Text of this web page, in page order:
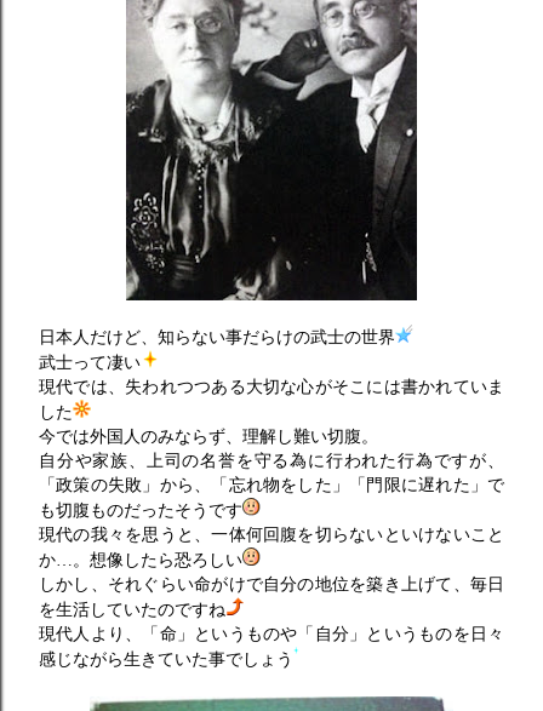
日本人だけど、知らない事だらけの武士の世界
武士って凄い
現代では、失われつつある大切な心がそこには書かれていま
した
今では外国人のみならず、理解し難い切腹。
自分や家族、上司の名誉を守る為に行われた行為ですが、
「政策の失敗」から、「忘れ物をした」「門限に遅れた」で
も切腹ものだったそうです
現代の我々を思うと、一体何回腹を切らないといけないこと
か…。想像したら恐ろしい
しかし、それぐらい命がけで自分の地位を築き上げて、毎日
を生活していたのですね
現代人より、「命」というものや「自分」というものを日々
感じながら生きていた事でしょう